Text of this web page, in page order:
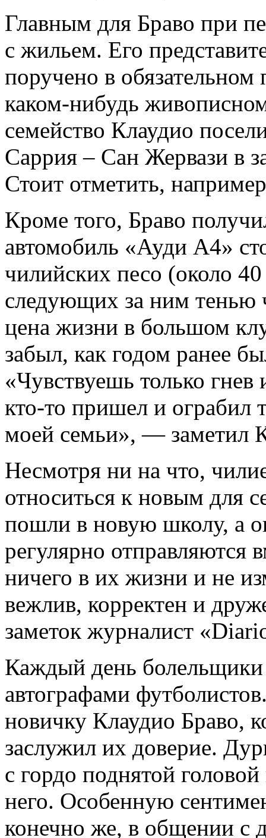
Главным для Браво при
с жильем. Его
поручено в
каком-нибудь
семейство Клаудио
Саррия – Сан Жервази в
Стоит отметить,
Кроме того, Браво
автомобиль «Ауди А4»
чилийских песо (около
следующих за ним тенью
цена жизни в большом
забыл, как годом ранее
«Чувствуешь только
кто-то пришел и ограбил
моей семьи», — заметил
Несмотря ни на что,
относиться к новым для
пошли в новую школу, а
регулярно отправляются
ничего в их жизни и не
вежлив, корректен и
заметок журналист
Каждый день
автографами
новичку Клаудио Браво,
заслужил их доверие.
с гордо поднятой
него. Особенную
конечно же, в общении с